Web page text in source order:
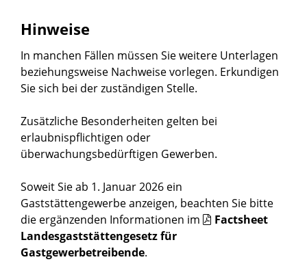
Hinweise
In manchen Fällen müssen Sie weitere Unterlagen
beziehungsweise Nachweise vorlegen. Erkundigen
Sie sich bei der zuständigen Stelle.
Zusätzliche Besonderheiten gelten bei
erlaubnispflichtigen oder
überwachungsbedürftigen Gewerben.
Soweit Sie ab 1. Januar 2026 ein
Gaststättengewerbe anzeigen, beachten Sie bitte
die ergänzenden Informationen im
Factsheet
Landesgaststättengesetz für
Gastgewerbetreibende.